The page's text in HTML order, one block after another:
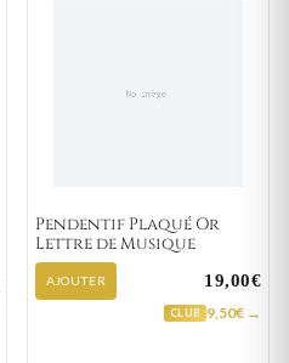
Pendentif Plaqué Or
Lettre de Musique
AJOUTER 19,00€
CLUB 9,50€ →